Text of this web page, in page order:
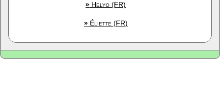
» Helyo (FR)
»Éliette (FR)